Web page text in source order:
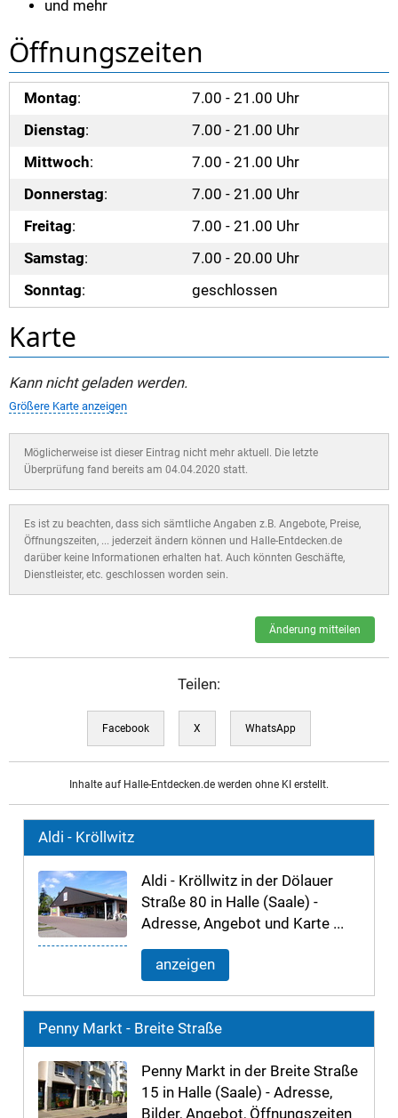
und mehr
Öffnungszeiten
Montag:
7.00 - 21.00 Uhr
Dienstag:
7.00 - 21.00 Uhr
Mittwoch:
7.00 - 21.00 Uhr
Donnerstag:
7.00 - 21.00 Uhr
Freitag:
7.00 - 21.00 Uhr
Samstag:
7.00 - 20.00 Uhr
Sonntag: geschlossen
Karte
Kann nicht geladen werden.
Größere Karte anzeigen
Möglicherweise ist dieser Eintrag nicht mehr aktuell. Die letzte
Überprüfung fand bereits am 04.04.2020 statt.
Es ist zu beachten, dass sich sämtliche Angaben z.B. Angebote, Preise,
Öffnungszeiten, ... jederzeit ändern können und Halle-Entdecken.de
darüber keine Informationen erhalten hat. Auch könnten Geschäfte,
Dienstleister, etc. geschlossen worden sein.
Änderung mitteilen
Teilen:
Facebook X WhatsApp
Inhalte auf Halle-Entdecken.de werden ohne KI erstellt.
Aldi - Kröllwitz
Aldi - Kröllwitz in der Dölauer
Straße 80 in Halle (Saale) -
Adresse, Angebot und Karte ...
anzeigen
Penny Markt - Breite Straße
Penny Markt in der Breite Straße
15 in Halle (Saale) - Adresse,
Bilder, Angebot, Öffnungszeiten